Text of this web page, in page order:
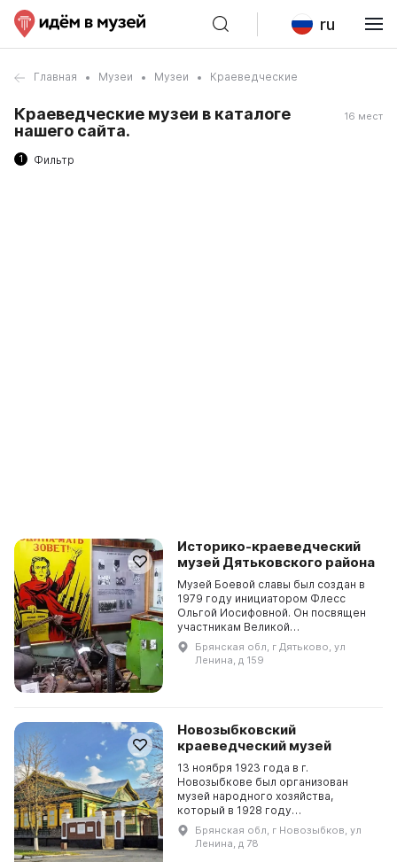
ru
Главная Музеи Музеи Краеведческие
Краеведческие музеи в каталоге
нашего сайта.
16 мест
1 Фильтр
Историко-краеведческий
музей Дятьковского района
Музей Боевой славы был создан в
1979 году инициатором Флесс
Ольгой Иосифовной. Он посвящен
участникам Великой
Отечественной войны из
Дятьковского района. Экспозиция
первого зала показывает начало
Брянская обл, г Дятьково, ул
Ленина, д 159
Новозыбковский
краеведческий музей
13 ноября 1923 года в г.
Новозыбкове был организован
музей народного хозяйства,
который в 1928 году
преобразовался в государственный
краеведческий музей. Во главе
музея стоял Егор Петрович
Брянская обл, г Новозыбков, ул
Ленина, д 78